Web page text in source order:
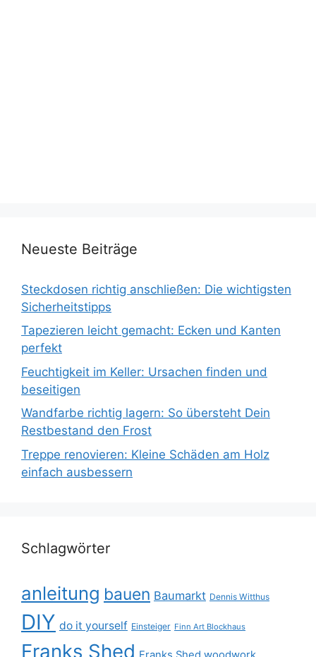
Neueste Beiträge
Steckdosen richtig anschließen: Die wichtigsten
Sicherheitstipps
Tapezieren leicht gemacht: Ecken und Kanten
perfekt
Feuchtigkeit im Keller: Ursachen finden und
beseitigen
Wandfarbe richtig lagern: So übersteht Dein
Restbestand den Frost
Treppe renovieren: Kleine Schäden am Holz
einfach ausbessern
Schlagwörter
anleitung bauen Baumarkt Dennis Witthus
DIY do it yourself Einsteiger Finn Art Blockhaus
Franks Shed